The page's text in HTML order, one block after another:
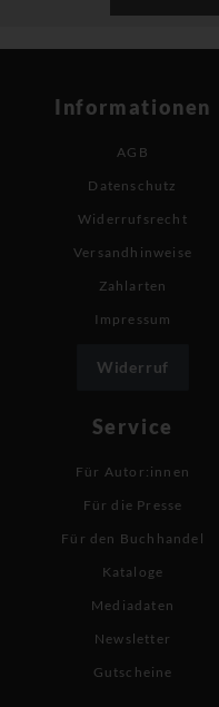
Informationen
AGB
Datenschutz
Widerrufsrecht
Versandhinweise
Zahlarten
Impressum
Widerruf
Service
Für Autor:innen
Für die Presse
Für den Buchhandel
Kataloge
Mediadaten
Newsletter
Gutscheine